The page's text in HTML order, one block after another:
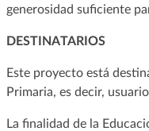
generosidad suficiente
DESTINATARIOS
Este proyecto está
Primaria, es decir,
La finalidad de la